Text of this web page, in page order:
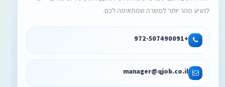
להגיע מהר יותר למשרה שמתאימה לכם.
+972-507490091
manager@qjob.co.il